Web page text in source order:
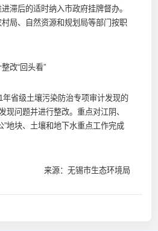
滞后的适时纳入市政府挂牌督办。
村局、自然资源和规划局等部门按职
改“回头看”
省级土壤污染防治专项审计发现的
现问题并进行整改。重点对江阴、
”地块、土壤和地下水重点工作完成
来源：无锡市生态环境局